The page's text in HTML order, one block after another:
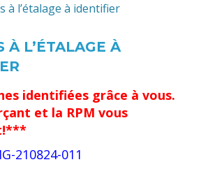
À L’ÉTALAGE À
identifiées grâce à vous.
et la RPM vous
210824-011